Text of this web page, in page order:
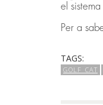
el
Per a
TAGS:
GOLF_CAT